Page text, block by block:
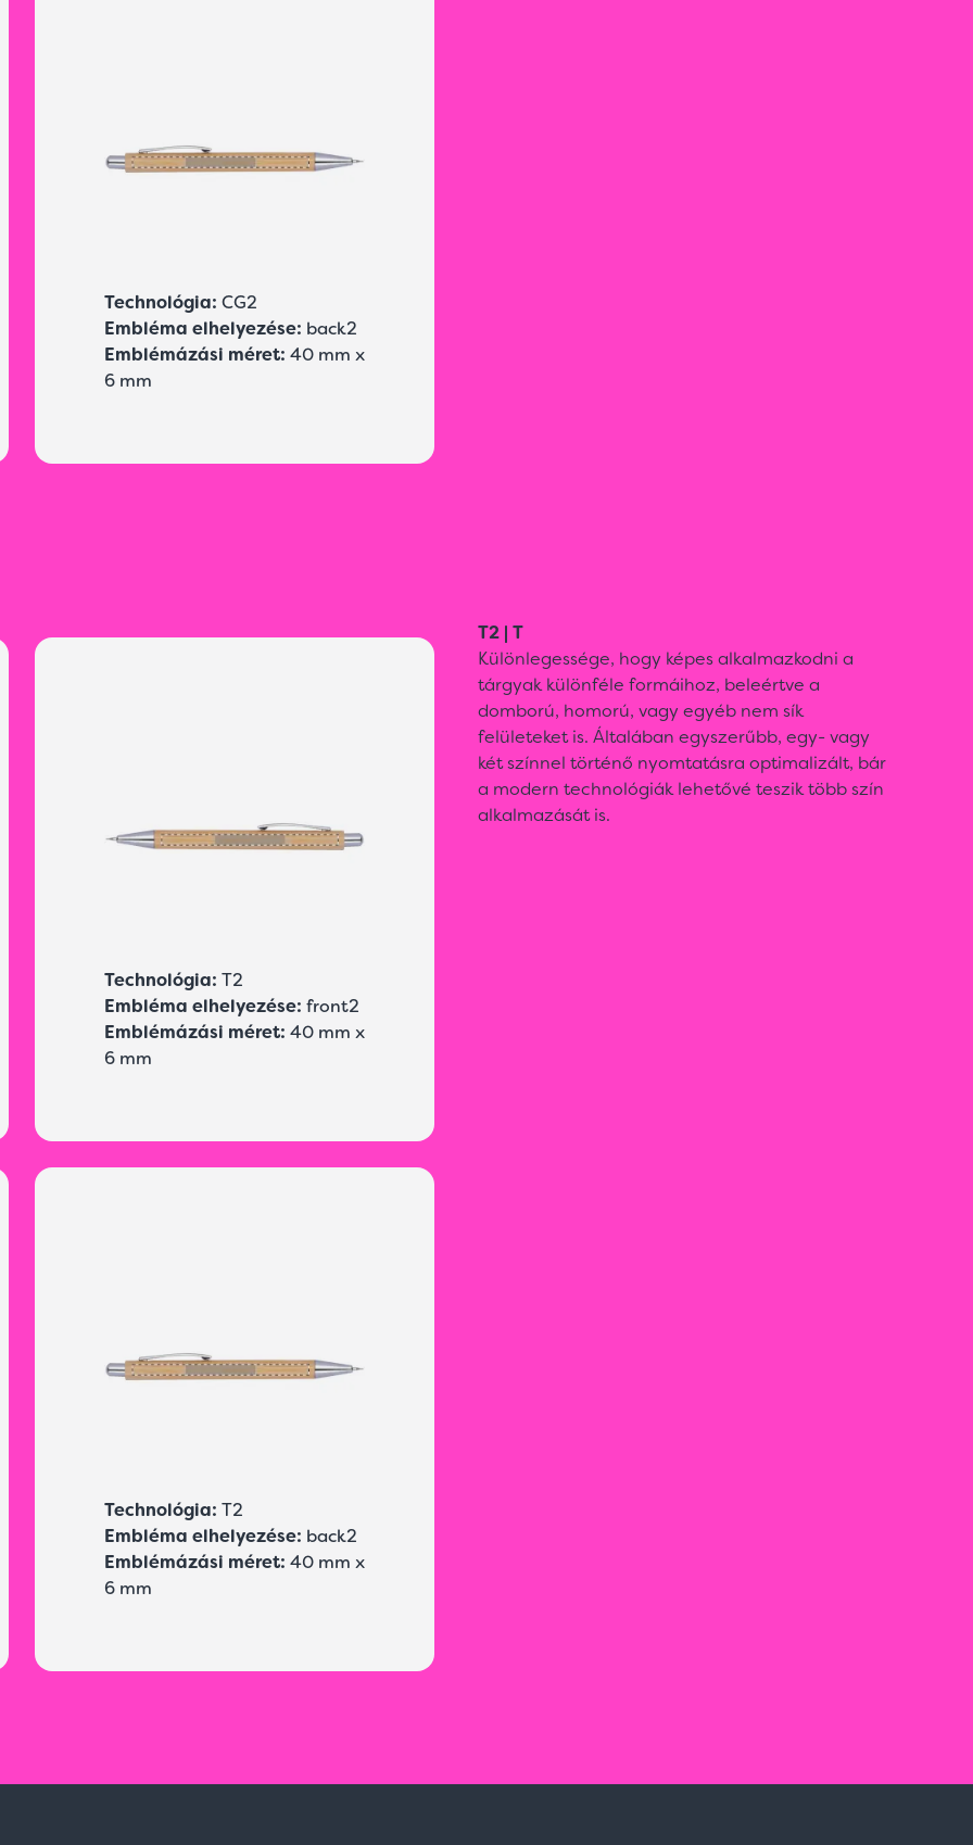
Technológia: CG2
Embléma elhelyezése: back2
Emblémázási méret: 40 mm x
6 mm
Technológia: T2
Embléma elhelyezése: front2
Emblémázási méret: 40 mm x
6 mm
Technológia: T2
Embléma elhelyezése: back2
Emblémázási méret: 40 mm x
6 mm
T2 | T
Különlegessége, hogy képes alkalmazkodni a
tárgyak különféle formáihoz, beleértve a
domború, homorú, vagy egyéb nem sík
felületeket is. Általában egyszerűbb, egy- vagy
két színnel történő nyomtatásra optimalizált, bár
a modern technológiák lehetővé teszik több szín
alkalmazását is.